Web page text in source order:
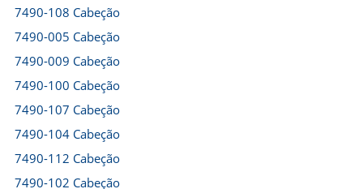
7490-108 Cabeção
7490-005 Cabeção
7490-009 Cabeção
7490-100 Cabeção
7490-107 Cabeção
7490-104 Cabeção
7490-112 Cabeção
7490-102 Cabeção